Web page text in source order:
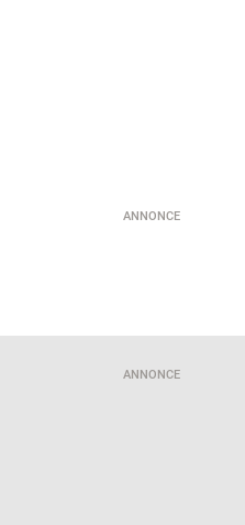
ANNONCE
ANNONCE